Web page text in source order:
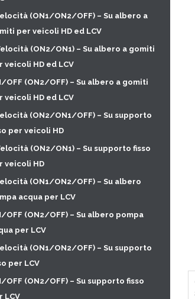
(ON1/ON2/OFF) – Su albero a
per veicoli HD ed LCV
(ON2/ON1) – Su albero a gomiti
veicoli HD ed LCV
OFF (ON2/OFF) – Su albero a gomiti
veicoli HD ed LCV
(ON2/ON1/OFF) – Su supporto
per veicoli HD
(ON2/ON1) – Su supporto fisso
veicoli HD
(ON1/ON2/OFF) – Su albero
acqua per LCV
OFF (ON2/OFF) – Su albero pompa
per LCV
(ON1/ON2/OFF) – Su supporto
per LCV
OFF (ON2/OFF) – Su supporto fisso
LCV